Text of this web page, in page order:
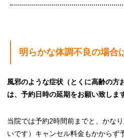
明らかな体調不良の場合
風邪のような症状（とくに高齢の方
は、予約日時の延期をお願い致しま
当院では予約2時間前までと、かな
いです）キャンセル料金もかからず